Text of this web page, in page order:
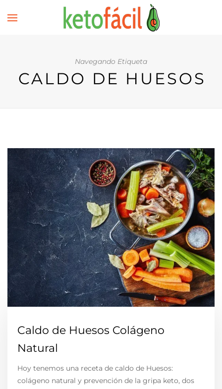
Navegando Etiqueta
CALDO DE HUESOS
Caldo de Huesos Colágeno
Natural
Hoy tenemos una receta de caldo de Huesos:
colágeno natural y prevención de la gripa keto, dos